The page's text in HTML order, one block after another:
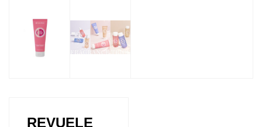
REVUELE